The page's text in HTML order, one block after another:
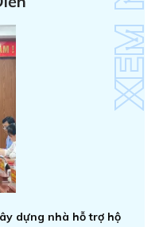
dựng nhà hỗ trợ hộ